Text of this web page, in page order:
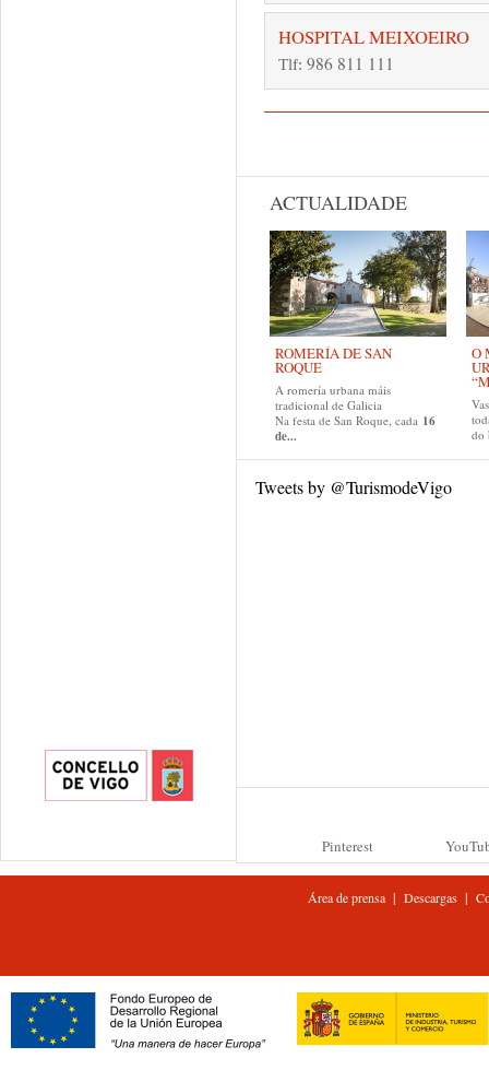
HOSPITAL MEIXOEIRO
Tlf: 986 811 111
ACTUALIDADE
ROMERÍA DE SAN
ROQUE
A romería urbana máis
tradicional de Galicia
Na festa de San Roque, cada 16
de...
O
do
Tweets by @TurismodeVigo
Pinterest
Área de prensa| Descargas|